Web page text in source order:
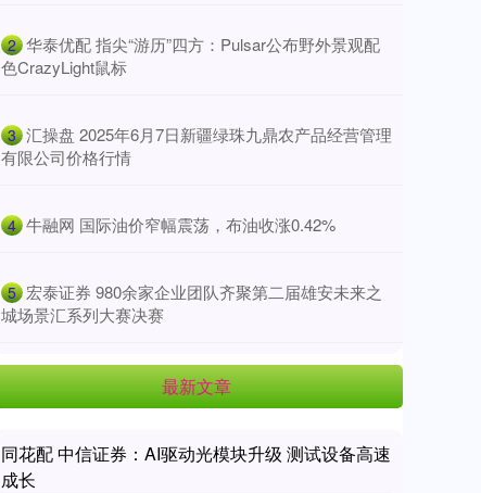
2 ​华泰优配 指尖“游历”四方：Pulsar公布野外景观配
色CrazyLight鼠标
3 ​汇操盘 2025年6月7日新疆绿珠九鼎农产品经营管理
有限公司价格行情
4 ​牛融网 国际油价窄幅震荡，布油收涨0.42%
5 ​宏泰证券 980余家企业团队齐聚第二届雄安未来之
城场景汇系列大赛决赛
最新文章
同花配 中信证券：AI驱动光模块升级 测试设备高速
成长